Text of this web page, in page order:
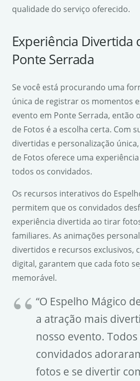
qualidade do serviço oferecido.
Experiência Divertida
Ponte Serrada
Se você está procurando uma
única de registrar os momentos
evento em Ponte Serrada, então
de Fotos é a escolha certa. Com
divertidas e personalização
de Fotos oferece uma
todos os convidados.
Os recursos interativos do
permitem que os convidados
experiência divertida ao tirar
familiares. As animações
divertidos e recursos exclusivos,
digital, garantem que cada foto
memorável.
“O Espelho Mágico
a atração mais
nosso evento. Todos
convidados
fotos e se divertir